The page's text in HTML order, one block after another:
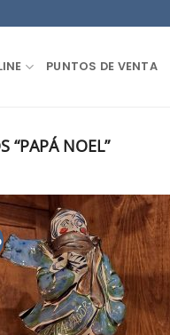
PUNTOS DE VENTA
“PAPÁ NOEL”